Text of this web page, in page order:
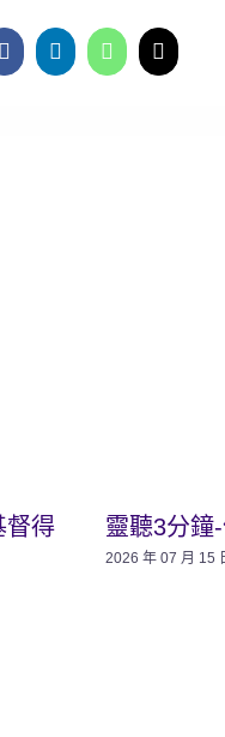
督得
靈聽3分鐘
2026 年 07 月 15